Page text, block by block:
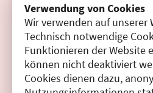
Verwendung von Cookies
Wir verwenden auf unserer
Technisch notwendige
Funktionieren der Website
können nicht deaktiviert
Cookies dienen dazu,
Filter zurücksetzen
Ergebnisse drucken